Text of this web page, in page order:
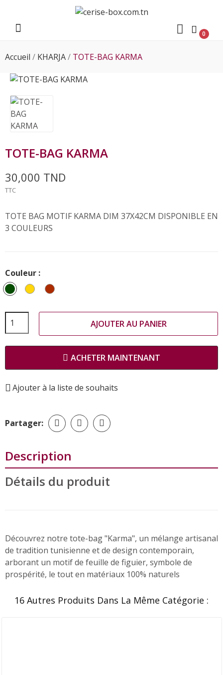
0
Accueil KHARJA TOTE-BAG KARMA
TOTE-BAG KARMA
30,000 TND
TTC
TOTE BAG MOTIF KARMA DIM 37X42CM DISPONIBLE EN
3 COULEURS
Couleur :
Vert MoutardeROUILLE
AJOUTER AU PANIER
ACHETER MAINTENANT
Ajouter à la liste de souhaits
Partager:
Description
Détails du produit
Découvrez notre tote-bag "Karma", un mélange artisanal
de tradition tunisienne et de design contemporain,
arborant un motif de feuille de figuier, symbole de
prospérité, le tout en matériaux 100% naturels
16 Autres Produits Dans La Même Catégorie :